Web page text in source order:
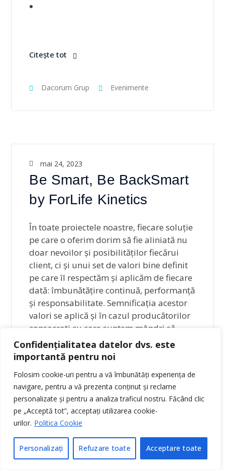
Confidențialitatea datelor dvs. este
importantă pentru noi
Folosim cookie-uri pentru a vă îmbunătăți experiența de
navigare, pentru a vă prezenta conținut și reclame
personalizate și pentru a analiza traficul nostru. Făcând clic
pe „Acceptă tot”, acceptați utilizarea cookie-
urilor. Politica Cookie
Personalizați Refuzare toate Acceptare toate
Citește tot
Dacorum Grup Evenimente
mai 24, 2023
Be Smart, Be BackSmart
by ForLife Kinetics
În toate proiectele noastre, fiecare soluție
pe care o oferim dorim să fie aliniată nu
doar nevoilor și posibilităților fiecărui
client, ci și unui set de valori bine definit
pe care îl respectăm și aplicăm de fiecare
dată: îmbunătățire continuă, performanță
și responsabilitate. Semnificația acestor
valori se aplică și în cazul producătorilor
consacrați cu care suntem mândri să
colaborăm, unul dintre aceștia fiind
compania Stryker. Stryker Corporation
este cunoscută ca fiind un adevărat lider
în domeniul tehnologiei medicale, fiind
prezent pe scena internațională de peste
80 de ani și oferind un vast portofoliu de
soluții desemnate mediului spitalicesc.
Acestea sunt recunoscute pentru
performanța și versatilitatea lor,
compania dedicându-se mereu asupra